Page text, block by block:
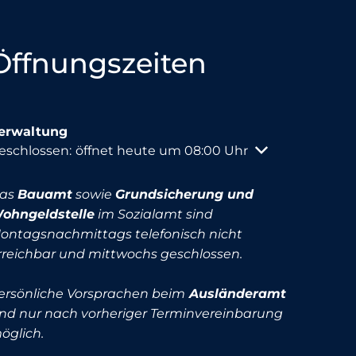
um weitere Öffnungs- oder Schließzeiten
öffnet heute um 08:00 Uhr
Bauamt sowie Grundsicherung und
im Sozialamt sind
telefonisch nicht
und mittwochs geschlossen.
Vorsprachen beim Ausländeramt
nur nach vorheriger Terminvereinbarung